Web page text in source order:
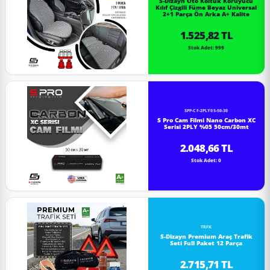
Kılıf Çizgili Füme Beyaz Universal
2+1 Parça Ön Arka A+ Kalite
1.525,82 TL
Stok Adet: 999
SPP-CF-2PLY05-50-30
S Pro Cam Filmi Nano Carbon XC
Serisi 2PLY %05 50cm/30mt
2.048,66 TL
Stok Adet: 0
TRFK
S-Dizayn Premium Araç Trafik
Seti Full Paket 12 Parça
2.715,71 TL